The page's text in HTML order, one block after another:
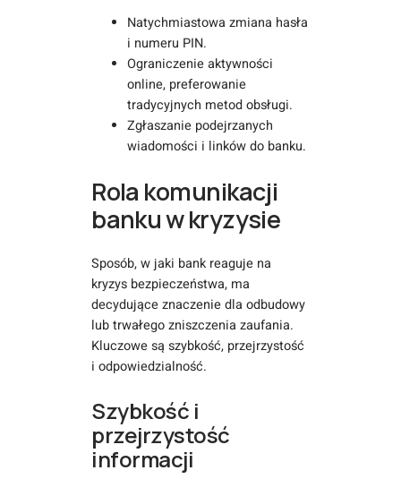
Natychmiastowa zmiana hasła
i numeru PIN.
Ograniczenie aktywności
online, preferowanie
tradycyjnych metod obsługi.
Zgłaszanie podejrzanych
wiadomości i linków do banku.
Rola komunikacji
banku w kryzysie
Sposób, w jaki bank reaguje na
kryzys bezpieczeństwa, ma
decydujące znaczenie dla odbudowy
lub trwałego zniszczenia zaufania.
Kluczowe są szybkość, przejrzystość
i odpowiedzialność.
Szybkość i
przejrzystość
informacji